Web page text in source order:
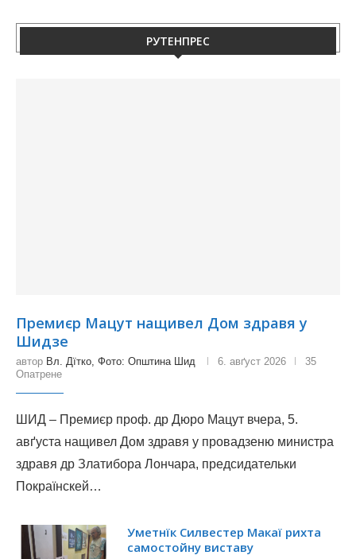
РУТЕНПРЕС
Премиєр Мацут нащивел Дом здравя у
Шидзе
автор Вл. Дїтко, Фото: Општина Шид 6. авґуст 2026
35
Опатрене
ШИД – Премиєр проф. др Дюро Мацут вчера, 5.
авґуста нащивел Дом здравя у провадзеню министра
здравя др Златибора Лончара, предсидательки
Покраїнскей…
Уметнїк Силвестер Макаї рихта
самостойну виставу